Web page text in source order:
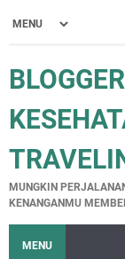
MUNGKIN
KENANGANMU
MENU